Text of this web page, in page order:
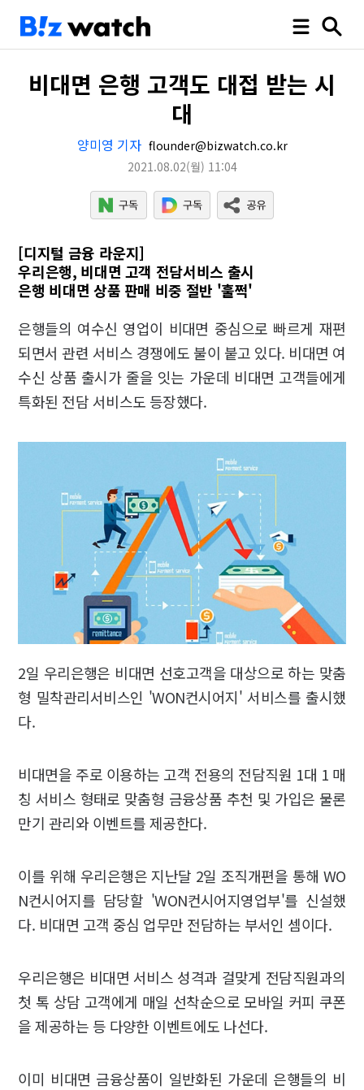
비대면 은행 고객도 대접 받는 시
대
양미영 기자 flounder@bizwatch.co.kr
2021.08.02(월) 11:04
[디지털 금융 라운지]
우리은행, 비대면 고객 전담서비스 출시
은행 비대면 상품 판매 비중 절반 '훌쩍'
은행들의 여수신 영업이 비대면 중심으로 빠르게 재편
되면서 관련 서비스 경쟁에도 불이 붙고 있다. 비대면 여
수신 상품 출시가 줄을 잇는 가운데 비대면 고객들에게
특화된 전담 서비스도 등장했다.
2일 우리은행은 비대면 선호고객을 대상으로 하는 맞춤
형 밀착관리서비스인 'WON컨시어지' 서비스를 출시했
다.
비대면을 주로 이용하는 고객 전용의 전담직원 1대 1 매
칭 서비스 형태로 맞춤형 금융상품 추천 및 가입은 물론
만기 관리와 이벤트를 제공한다.
이를 위해 우리은행은 지난달 2일 조직개편을 통해 WO
N컨시어지를 담당할 'WON컨시어지영업부'를 신설했
다. 비대면 고객 중심 업무만 전담하는 부서인 셈이다.
우리은행은 비대면 서비스 성격과 걸맞게 전담직원과의
첫 톡 상담 고객에게 매일 선착순으로 모바일 커피 쿠폰
을 제공하는 등 다양한 이벤트에도 나선다.
이미 비대면 금융상품이 일반화된 가운데 은행들의 비